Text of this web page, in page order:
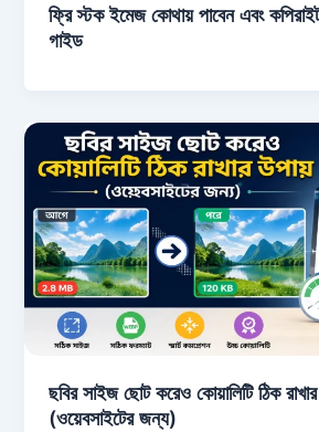
ফ্রি স্টক ইমেজ কোথায় পাবেন এবং
গাইড
ছবির সাইজ ছোট করেও কোয়ালিটি ঠিক
(ওয়েবসাইটের জন্য)